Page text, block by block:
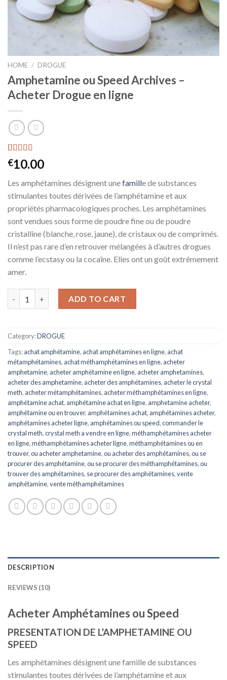
HOME / DROGUE
Amphetamine ou Speed Archives –
Acheter Drogue en ligne
Rated
3.80out
based on
10
customer
ratings
€10.00
Les amphétamines désignent unefamille de substances
stimulantes toutes dérivées de l’amphétamine et aux
propriétés pharmacologiques proches. Les amphétamines
sont vendues sous forme de poudre fine ou de poudre
cristalline (blanche, rose, jaune), de cristaux ou de comprimés.
Il n’est pas rare d’en retrouver mélangées à d’autres drogues
comme l’ecstasy ou la cocaïne. Elles ont un goût extrêmement
amer.
ADD TO CART
Category:DROGUE
Tags:achat amphétamine, achat amphétamines en ligne, achat
métamphétamines, achat méthamphétamines en ligne, acheter
amphetamine, acheter amphétamine en ligne, acheter amphetamines,
acheter des amphetamine, acheter des amphétamines, acheter le crystal
meth, acheter métamphétamines, acheter méthamphétamines en ligne,
amphétamine achat, amphétamine achat en ligne, amphetamine acheter,
amphétamine ou en trouver, amphétamines achat, amphétamines acheter,
amphétamines acheter ligne, amphétamines ou speed,commander le
crystal meth,crystal meth a vendre en ligne,méthamphétamines acheter
en ligne,méthamphétamines acheter ligne,méthamphétamines ou en
trouver,ou acheter amphetamine,ou acheter des amphétamines,ou se
procurer des amphétamine,ou se procurer des méthamphétamines,ou
trouver des amphétamines, se procurer des amphétamines,vente
amphétamine,vente méthamphétamines
DESCRIPTION
REVIEWS (10)
Acheter Amphétamines ou Speed
PRESENTATION DE L’AMPHETAMINE OU
SPEED
Les amphétamines désignent une famille de substances
stimulantes toutes dérivées de l’amphétamine et aux